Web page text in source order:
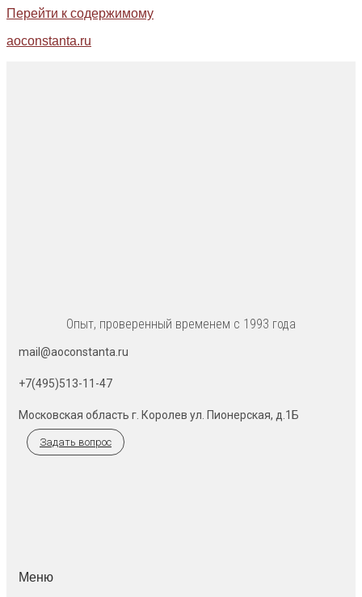
Перейти к содержимому
aoconstanta.ru
Опыт, проверенный временем с 1993 года
mail@aoconstanta.ru
+7(495)513-11-47
Московская область г. Королев ул. Пионерская, д.1Б
Задать вопрос
Меню